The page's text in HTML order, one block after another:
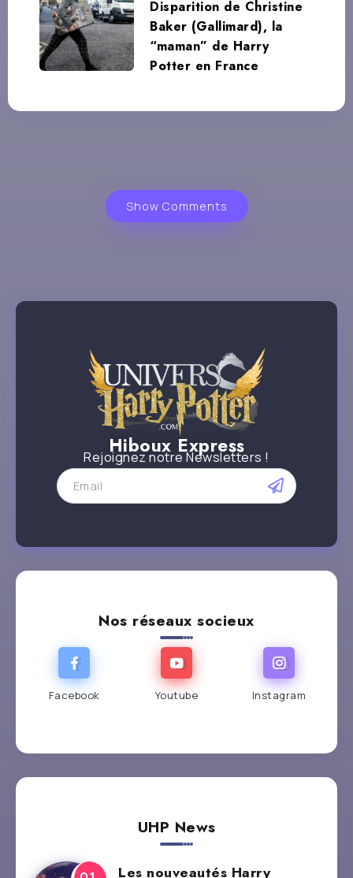
Disparition de Christine
Baker (Gallimard), la
“maman” de Harry
Potter en France
Show Comments
Hiboux Express
Rejoignez notre Newsletters !
Nos réseaux socieux
Facebook Youtube Instagram
UHP News
Les nouveautés Harry